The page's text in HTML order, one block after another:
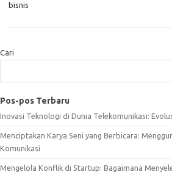
bisnis
Cari
Pos-pos Terbaru
Inovasi Teknologi di Dunia Telekomunikasi:
Menciptakan Karya Seni yang Berbicara:
Komunikasi
Mengelola Konflik di Startup: Bagaimana